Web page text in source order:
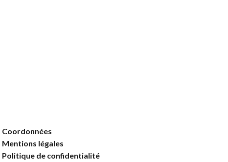
Coordonnées
Mentions légales
Politique de confidentialité